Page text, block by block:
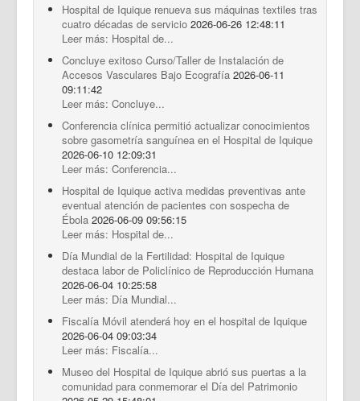
Hospital de Iquique renueva sus máquinas textiles tras
cuatro décadas de servicio 2026-06-26 12:48:11
Leer más: Hospital de...
Concluye exitoso Curso/Taller de Instalación de
Accesos Vasculares Bajo Ecografía 2026-06-11
09:11:42
Leer más: Concluye...
Conferencia clínica permitió actualizar conocimientos
sobre gasometría sanguínea en el Hospital de Iquique
2026-06-10 12:09:31
Leer más: Conferencia...
Hospital de Iquique activa medidas preventivas ante
eventual atención de pacientes con sospecha de
Ébola 2026-06-09 09:56:15
Leer más: Hospital de...
Día Mundial de la Fertilidad: Hospital de Iquique
destaca labor de Policlínico de Reproducción Humana
2026-06-04 10:25:58
Leer más: Día Mundial...
Fiscalía Móvil atenderá hoy en el hospital de Iquique
2026-06-04 09:03:34
Leer más: Fiscalía...
Museo del Hospital de Iquique abrió sus puertas a la
comunidad para conmemorar el Día del Patrimonio